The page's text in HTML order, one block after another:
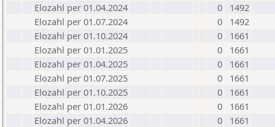
Elozahl per 01.04.2024
0
1492
Elozahl per 01.07.2024
0
1492
Elozahl per 01.10.2024
0
1661
Elozahl per 01.01.2025
0
1661
Elozahl per 01.04.2025
0
1661
Elozahl per 01.07.2025
0
1661
Elozahl per 01.10.2025
0
1661
Elozahl per 01.01.2026
0
1661
Elozahl per 01.04.2026
0
1661